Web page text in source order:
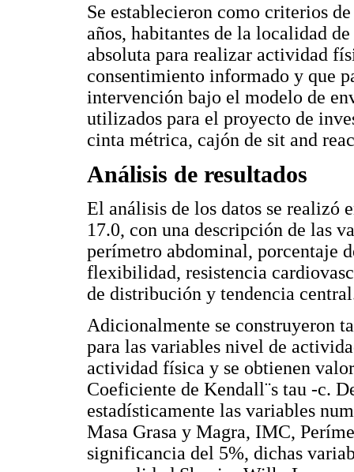
Se establecieron como criterios
años, habitantes de la localidad
absoluta para realizar actividad
consentimiento informado y que
intervención bajo el modelo de
utilizados para el proyecto de
cinta métrica, cajón de sit and
Análisis de resultados
El análisis de los datos se realizó
17.0, con una descripción de las
perímetro abdominal, porcentaje
flexibilidad, resistencia
de distribución y tendencia
Adicionalmente se construyeron
para las variables nivel de
actividad física y se obtienen
Coeficiente de Kendall¨s tau -c.
estadísticamente las variables
Masa Grasa y Magra, IMC,
significancia del 5%, dichas